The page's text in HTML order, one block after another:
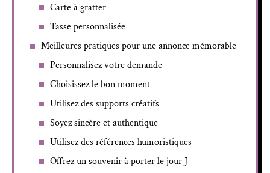
Carte à gratter
Tasse personnalisée
Meilleures pratiques pour une annonce mémorable
Personnalisez votre demande
Choisissez le bon moment
Utilisez des supports créatifs
Soyez sincère et authentique
Utilisez des références humoristiques
Offrez un souvenir à porter le jour J